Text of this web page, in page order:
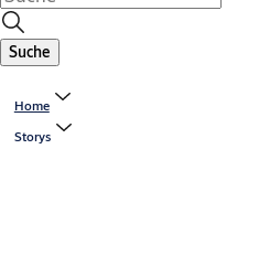
Suche
Home
Storys